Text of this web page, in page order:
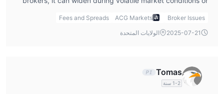
Broker Issues
ACG Markets
Fees and Spreads
2025-07-21
الولايات المتحدة
Tomas
1-2 سنة